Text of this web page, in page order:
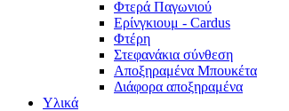
Φτερά Παγωνιού
Ερίνγκιουμ - Cardus
Φτέρη
Στεφανάκια σύνθεση
Αποξηραμένα Μπουκέτα
Διάφορα αποξηραμένα
Υλικά